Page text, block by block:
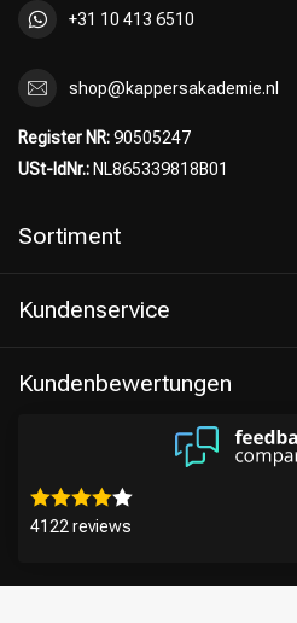
+31 10 413 6510
shop@kappersakademie.nl
Register NR:90505247
USt-IdNr.: NL865339818B01
Sortiment
Kundenservice
Kundenbewertungen
4122 reviews